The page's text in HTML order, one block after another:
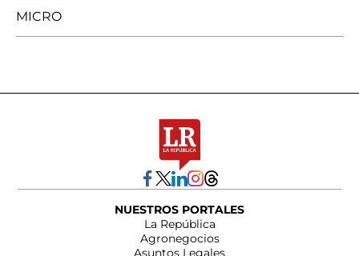
MICRO
NUESTROS PORTALES
La República
Agronegocios
Asuntos Legales